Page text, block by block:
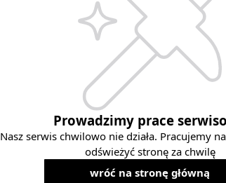
Prowadzimy prace
Nasz serwis chwilowo nie działa. Pracujemy
odświeżyć stronę za chwilę
wróć na stronę główną